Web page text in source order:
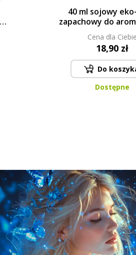
40 ml sojowy
zapachowy do
LEMONGRASS,
Cena dla Ciebie
18,90 zł
Do
Dostępne